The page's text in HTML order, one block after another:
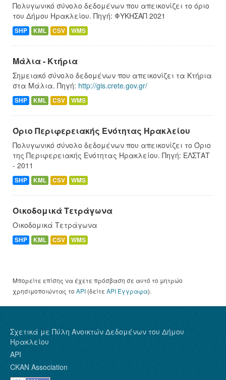
Πολυγωνικό σύνολο δεδομένων που απεικονίζει το όριο
του Δήμου Ηρακλείου. Πηγή: ΦΥΚΗΣΑΠ 2021
SHP KML CSV WMS
Μάλια - Κτήρια
Σημειακό σύνολο δεδομένων που απεικονίζει τα Κτήρια
στα Μάλια. Πηγή: http://gis.crete.gov.gr/
SHP KML CSV WMS
Όριο Περιφερειακής Ενότητας Ηρακλείου
Πολυγωνικό σύνολο δεδομένων που απεικονίζει το Όριο
της Περιφερειακής Ενότητας Ηρακλείου. Πηγή: ΕΛΣΤΑΤ
- 2011
SHP KML CSV WMS
Οικοδομικά Τετράγωνα
Οικοδομικά Τετράγωνα
SHP KML CSV WMS
Μπορείτε επίσης να έχετε πρόσβαση σε αυτό το μητρώο
χρησιμοποιώντας το API (δείτε API Έγγραφα).
Σχετικά με Πύλη Ανοικτών Δεδομένων του Δήμου
Ηρακλείου
API
CKAN Association